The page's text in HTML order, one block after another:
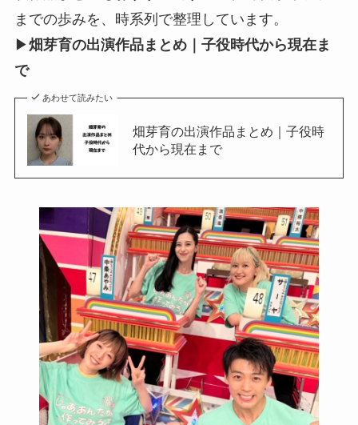
までの歩みを、時系列で整理しています。
▶畑芽育の出演作品まとめ｜子役時代から現在ま
で
あわせて読みたい
畑芽育の出演作品まとめ｜子役時
代から現在まで